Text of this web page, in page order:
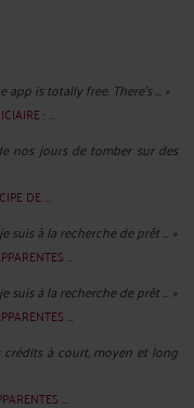
is totally free. There’s ... »
: ...
nos jours de tomber sur des
DE ...
suis à la recherche de prêt ... »
...
suis à la recherche de prêt ... »
...
crédits à court, moyen et long
...